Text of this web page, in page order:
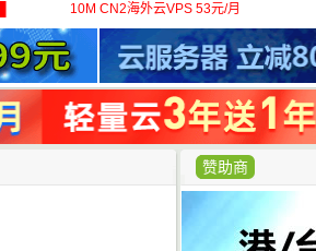
10M CN2海外云VPS 53元/月
赞助商